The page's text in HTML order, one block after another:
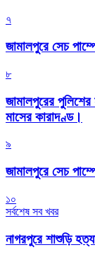
৭
জামালপুরে সেচ
৮
জামালপুরের
মাসের কারাদণ্ড।
৯
জামালপুরে সেচ
১০
সর্বশেষ সব খবর
নাগরপুরে শাশুড়ি